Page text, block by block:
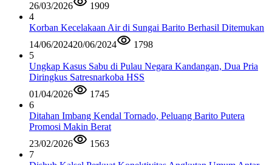
26/03/2026
1909
4
Korban Kecelakaan Air di Sungai Barito Berhasil Ditemukan
14/06/202420/06/2024
1798
5
Ungkap Kasus Sabu di Pulau Negara Kandangan, Dua Pria
Diringkus Satresnarkoba HSS
01/04/2026
1745
6
Ditahan Imbang Kendal Tornado, Peluang Barito Putera
Promosi Makin Berat
23/02/2026
1563
7